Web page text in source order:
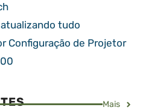
tudo
Configuração de Projetor
Mais